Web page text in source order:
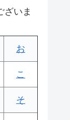
ざいま
お
こ
そ